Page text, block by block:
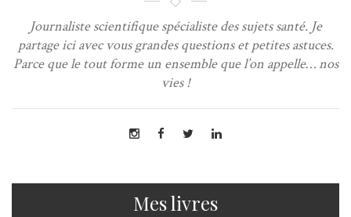
Journaliste scientifique spécialiste des sujets santé. Je
partage ici avec vous grandes questions et petites astuces.
Parce que le tout forme un ensemble que l’on appelle… nos
vies !
Mes livres